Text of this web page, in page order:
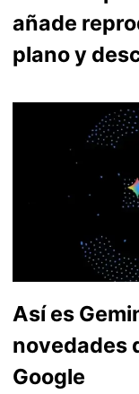
añade
plano y
Así es
novedades
Google